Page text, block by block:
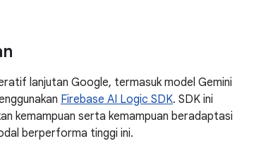
lanjutan Google, termasuk model Gemini
Firebase AI Logic SDK. SDK ini
kemampuan serta kemampuan beradaptasi
berperforma tinggi ini.